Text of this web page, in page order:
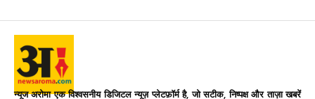
न्यूज अरोमा एक विश्वसनीय डिजिटल न्यूज़ प्लेटफ़ॉर्म है, जो सटीक, निष्पक्ष और ताज़ा खबरें